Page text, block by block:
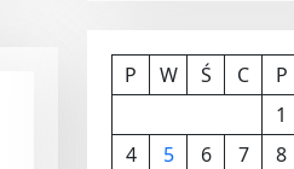
P W Ś C P
1
4
5 6 7 8